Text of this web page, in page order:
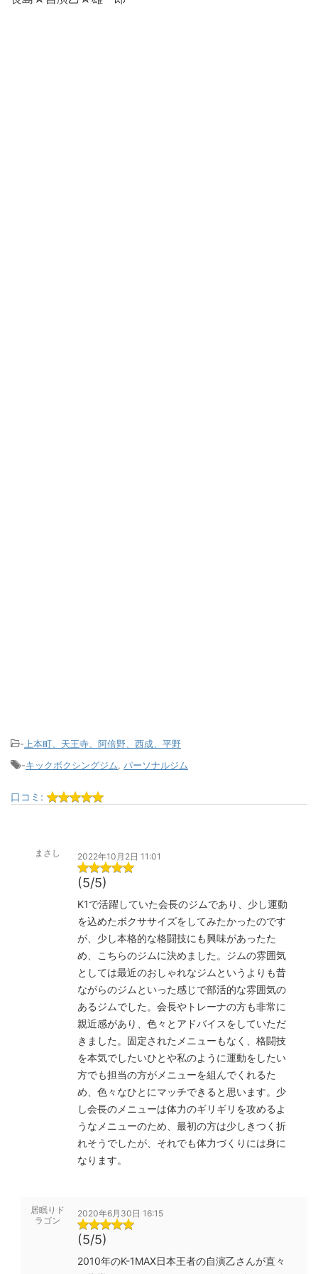
- 上本町、天王寺、阿倍野、西成、平野
-キックボクシングジム パーソナルジム
口コミ:
まさし 2022年10月2日 11:01
(5/5)
K1で活躍していた会長のジムであり、少し運動
を込めたボクササイズをしてみたかったのです
が、少し本格的な格闘技にも興味があったた
め、こちらのジムに決めました。ジムの雰囲気
としては最近のおしゃれなジムというよりも昔
ながらのジムといった感じで部活的な雰囲気の
あるジムでした。会長やトレーナの方も非常に
親近感があり、色々とアドバイスをしていただ
きました。固定されたメニューもなく、格闘技
を本気でしたいひとや私のように運動をしたい
方でも担当の方がメニューを組んでくれるた
め、色々なひとにマッチできると思います。少
し会長のメニューは体力のギリギリを攻めるよ
うなメニューのため、最初の方は少しきつく折
れそうでしたが、それでも体力づくりには身に
なります。
居眠りド
ラゴン
2020年6月30日 16:15
(5/5)
2010年のK-1MAX日本王者の自演乙さんが直々